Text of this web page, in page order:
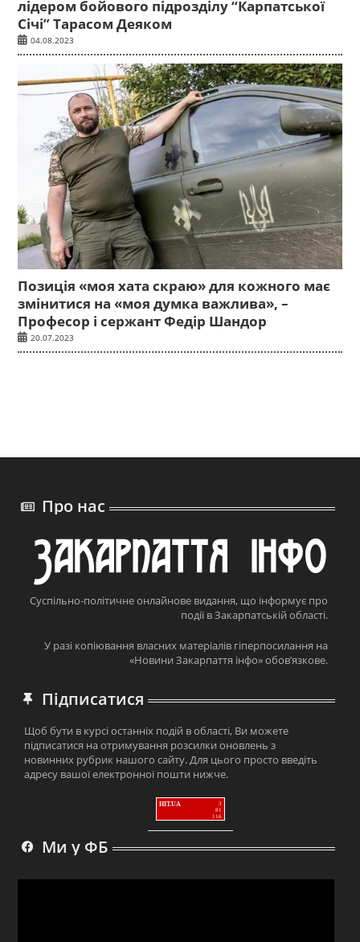
лідером бойового підрозділу “Карпатської
Січі” Тарасом Деяком
04.08.2023
Позиція «моя хата скраю» для кожного має
змінитися на «моя думка важлива», –
Професор і сержант Федір Шандор
20.07.2023
Про нас
Суспільно-політичне онлайнове видання, що інформує про
події в Закарпатській області.
У разі копіювання власних матеріалів гіперпосилання на
«Новини Закарпаття інфо» обов’язкове.
Підписатися
Щоб бути в курсі останніх подій в області, Ви можете
підписатися на отримування розсилки оновлень з
новинних рубрик нашого сайту. Для цього просто введіть
адресу вашої електронної пошти нижче.
HIT.UA
3
81
116
Ми у ФБ